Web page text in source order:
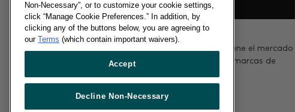
09/01/2019
Conoce el alcance que tiene el mercado
fuera del hogar para las marcas de
Más información
Non-Necessary”, or to customize your cookie settings,
click “Manage Cookie Preferences.” In addition, by
clicking any of the buttons below, you are agreeing to
our Terms (which contain important waivers).
Accept
Decline Non-Necessary